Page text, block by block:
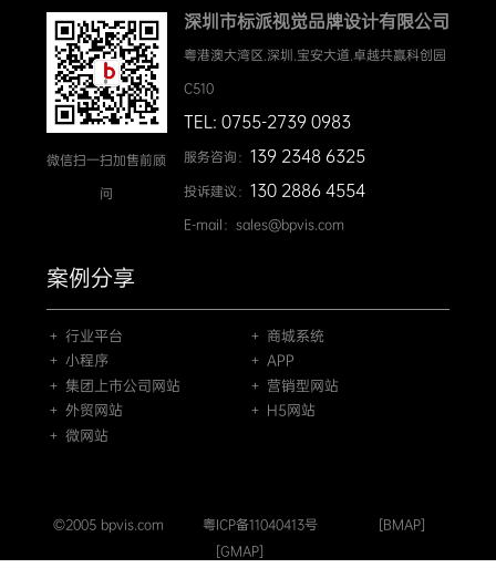
微信扫一扫加售前顾
问
深圳市标派视觉品牌设计有限公司
粤港澳大湾区.深圳.宝安大道.卓越共赢科创园
C510
TEL: 0755-2739 0983
服务咨询： 139 2348 6325
投诉建议： 130 2886 4554
E-mail：sales@bpvis.com
案例分享
＋ 行业平台
＋ 商城系统
＋ 小程序
＋ APP
＋ 集团上市公司网站
＋ 营销型网站
＋ 外贸网站
＋ H5网站
＋ 微网站
©2005 bpvis.com 粤ICP备11040413号
[BMAP]
[GMAP]